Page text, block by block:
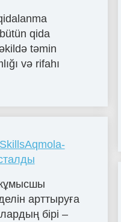
qida
təmin
və rifahı
арттыруға
бірі –